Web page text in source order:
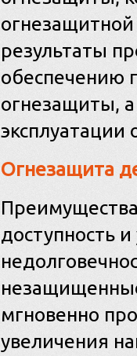
результаты
обеспечению
огнезащиты,
эксплуатации
Огнезащита
доступность
мгновенно
увеличения